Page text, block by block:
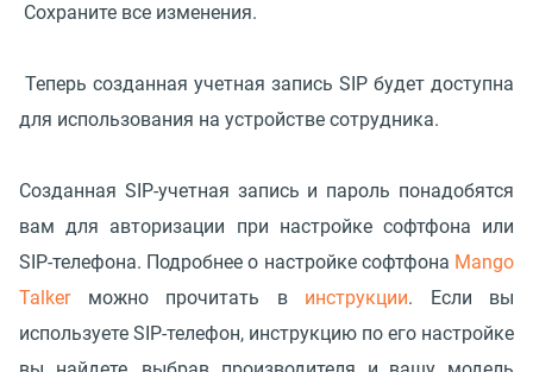
Сохраните все изменения.
Теперь созданная учетная запись SIP будет доступна
для использования на устройстве сотрудника.
Созданная SIP-учетная запись и пароль понадобятся
вам для авторизации при настройке софтфона или
SIP-телефона. Подробнее о настройке софтфона Mango
Talkerможно прочитать в инструкции. Если вы
используете SIP-телефон, инструкцию по его настройке